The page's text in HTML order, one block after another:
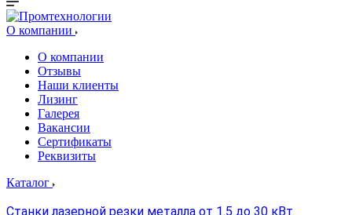
О компании
О компании
Отзывы
Наши клиенты
Лизинг
Галерея
Вакансии
Сертификаты
Реквизиты
Каталог
Станки лазерной резки металла от 1.5 до 30 кВт